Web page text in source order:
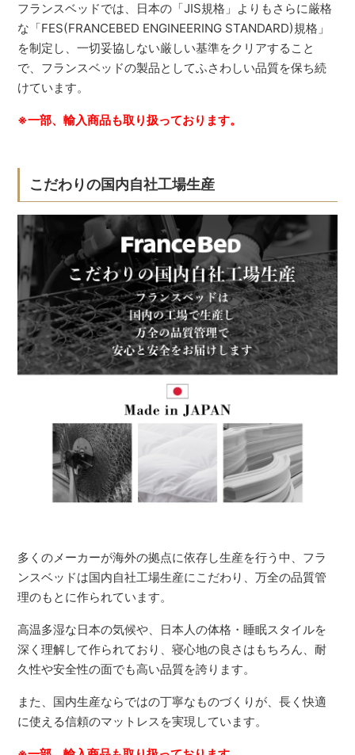
フランスベッドでは、日本の「JIS規格」よりもさらに厳格
な「FES(FRANCEBED ENGINEERING STANDARD)規格」
を制定し、一切妥協しない厳しい基準をクリアすること
で、フランスベッドの製品としてふさわしい品質を保ち続
けています。
※一部、輸入商品も取り扱っております。
こだわりの国内自社工場生産
多くのメーカーが海外の拠点に依存し生産を行う中、フラ
ンスベッドは国内自社工場生産にこだわり、万全の品質管
理のもとに作られています。
高温多湿な日本の気候や、日本人の体格・睡眠スタイルを
深く理解して作られており、寝心地の良さはもちろん、耐
久性や安全性の面でも高い品質を誇ります。
また、国内生産ならではの丁寧なものづくりが、長く快適
に使える信頼のマットレスを実現しています。